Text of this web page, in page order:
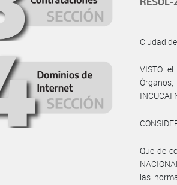
Ciudad
VISTO
INCUCAI
Que de
las